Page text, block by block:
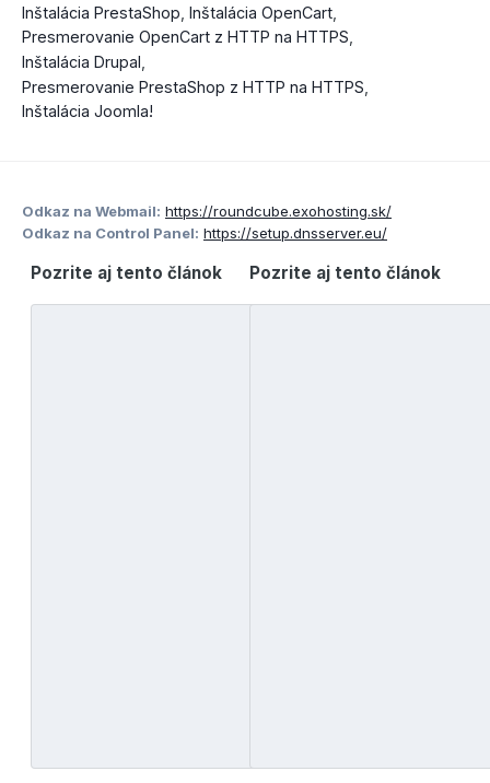
Inštalácia PrestaShop Inštalácia OpenCart
Presmerovanie OpenCart z HTTP na HTTPS
Inštalácia Drupal
Presmerovanie PrestaShop z HTTP na HTTPS
Inštalácia Joomla!
Odkaz na Webmail: https://roundcube.exohosting.sk/
Odkaz na Control Panel: https://setup.dnsserver.eu/
Pozrite aj tento článok Pozrite aj tento článok